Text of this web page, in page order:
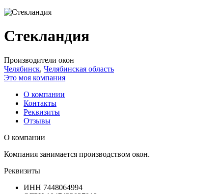
Стекландия
Производители окон
Челябинск, Челябинская область
Это моя компания
О компании
Контакты
Реквизиты
Отзывы
О компании
Компания занимается производством окон.
Реквизиты
ИНН 7448064994